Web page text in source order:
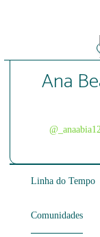
Ana
Linha do Tempo
Comunidades